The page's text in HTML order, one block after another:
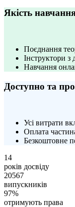
Якість
Поєднання
Інструктори з
Навчання
Доступно та
Усі витрати
Оплата
Безкоштовне
14
років досвіду
20567
випускників
97%
отримують права